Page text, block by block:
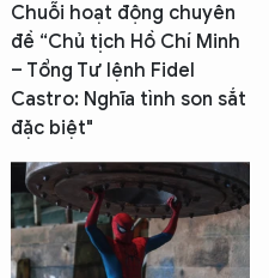
Chuỗi hoạt động chuyên
đề “Chủ tịch Hồ Chí Minh
– Tổng Tư lệnh Fidel
Castro: Nghĩa tình son sắt
đặc biệt"